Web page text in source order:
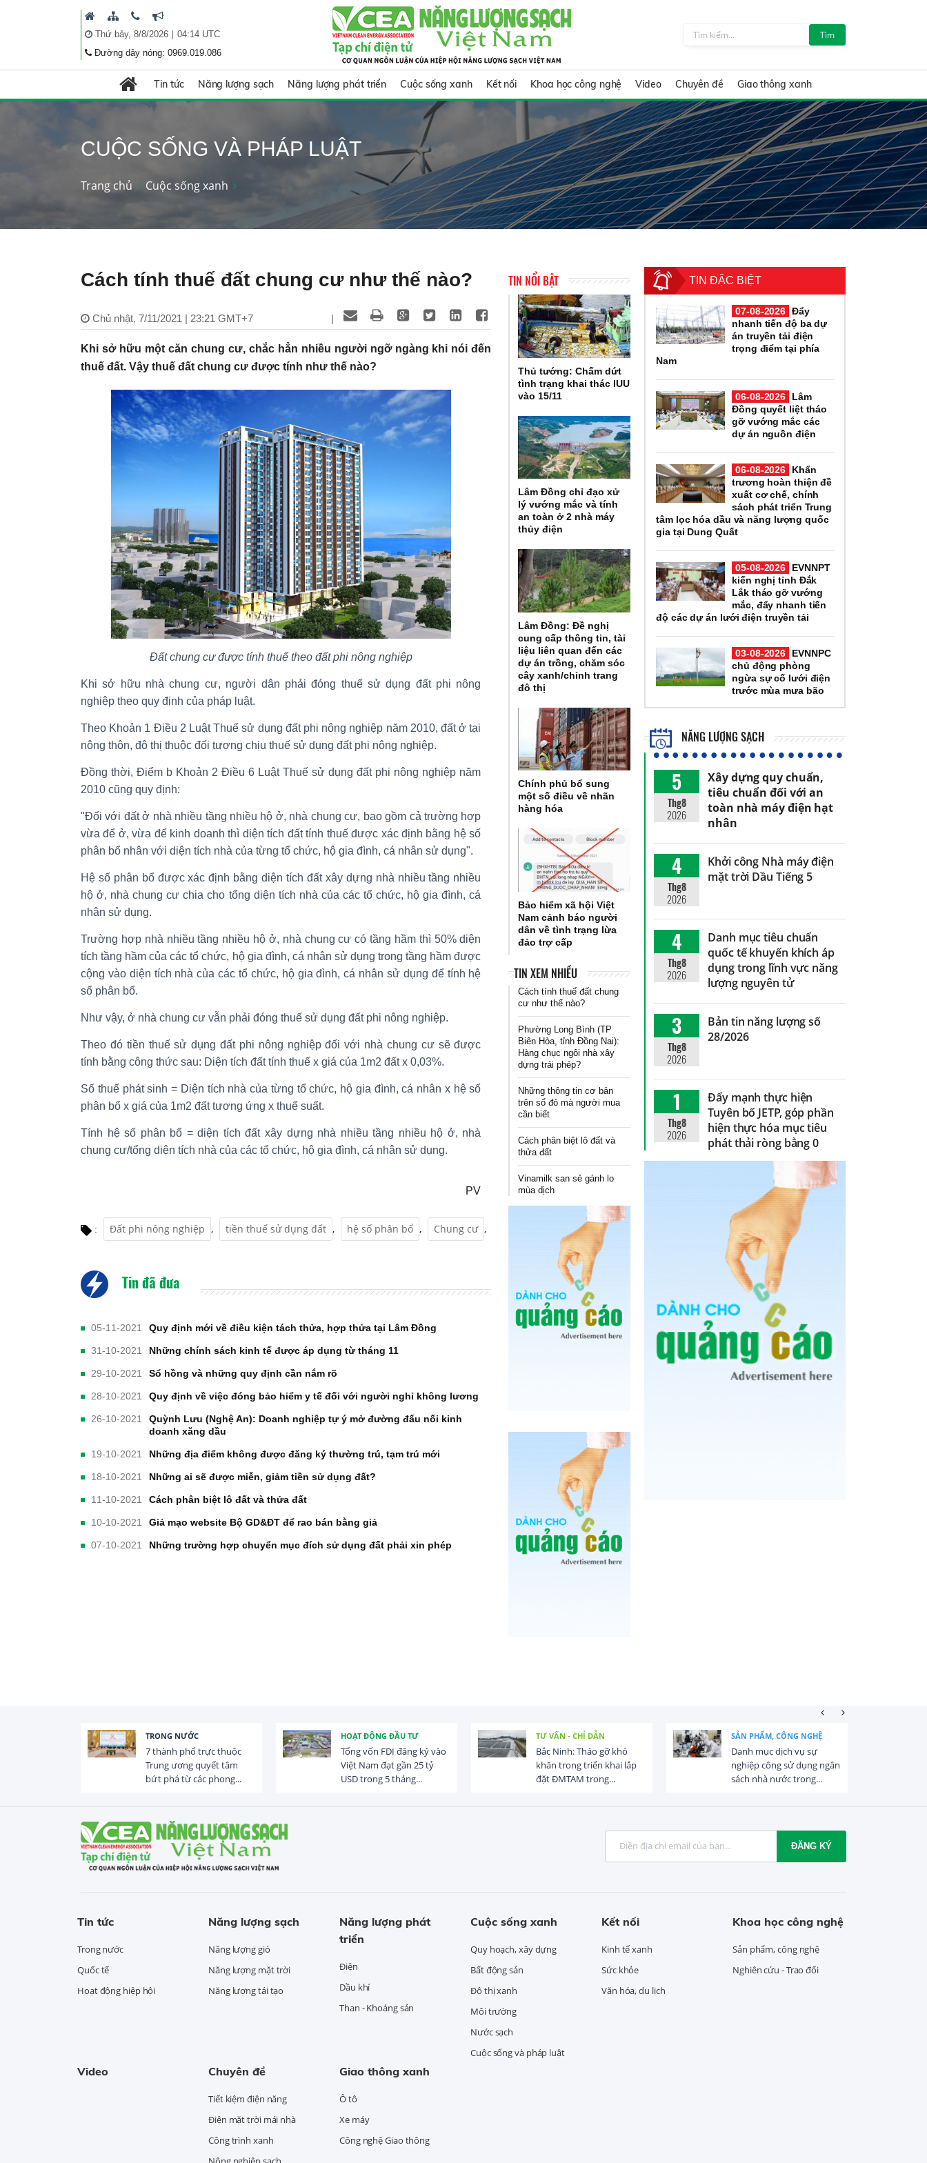
Thứ bảy, 8/8/2026| 04:14 UTC
Đường dây nóng: 0969.019.086
Tìm
Tin tức Năng lượng sạch Năng lượng phát triển Cuộc sống xanh Kết nối Khoa học công nghệ Video Chuyên đề Giao thông xanh
CUỘC SỐNG VÀ PHÁP LUẬT
Trang chủ Cuộc sống xanh
Cách tính thuế đất chung cư như thế nào?
Chủ nhật, 7/11/2021 | 23:21 GMT+7 |
Khi sở hữu một căn chung cư, chắc hẳn nhiều người ngỡ ngàng khi nói đến
thuế đất. Vậy thuế đất chung cư được tính như thế nào?
Đất chung cư được tính thuế theo đất phi nông nghiệp
Khi sở hữu nhà chung cư, người dân phải đóng thuế sử dụng đất phi nông
nghiệp theo quy định của pháp luật.
Theo Khoản 1 Điều 2 Luật Thuế sử dụng đất phi nông nghiệp năm 2010, đất ở tại
nông thôn, đô thị thuộc đối tượng chịu thuế sử dụng đất phi nông nghiệp.
Đồng thời, Điểm b Khoản 2 Điều 6 Luật Thuế sử dụng đất phi nông nghiệp năm
2010 cũng quy định:
"Đối với đất ở nhà nhiều tầng nhiều hộ ở, nhà chung cư, bao gồm cả trường hợp
vừa để ở, vừa để kinh doanh thì diện tích đất tính thuế được xác định bằng hệ số
phân bổ nhân với diện tích nhà của từng tổ chức, hộ gia đình, cá nhân sử dụng".
Hệ số phân bổ được xác định bằng diện tích đất xây dựng nhà nhiều tầng nhiều
hộ ở, nhà chung cư chia cho tổng diện tích nhà của các tổ chức, hộ gia đình, cá
nhân sử dụng.
Trường hợp nhà nhiều tầng nhiều hộ ở, nhà chung cư có tầng hầm thì 50% diện
tích tầng hầm của các tổ chức, hộ gia đình, cá nhân sử dụng trong tầng hầm được
cộng vào diện tích nhà của các tổ chức, hộ gia đình, cá nhân sử dụng để tính hệ
số phân bổ.
Như vậy, ở nhà chung cư vẫn phải đóng thuế sử dụng đất phi nông nghiệp.
Theo đó tiền thuế sử dụng đất phi nông nghiệp đối với nhà chung cư sẽ được
tính bằng công thức sau: Diện tích đất tính thuế x giá của 1m2 đất x 0,03%.
Số thuế phát sinh = Diện tích nhà của từng tổ chức, hộ gia đình, cá nhân x hệ số
phân bổ x giá của 1m2 đất tương ứng x thuế suất.
Tính hệ số phân bổ = diện tích đất xây dựng nhà nhiều tầng nhiều hộ ở, nhà
chung cư/tổng diện tích nhà của các tổ chức, hộ gia đình, cá nhân sử dụng.
PV
: Đất phi nông nghiệp , tiền thuế sử dụng đất , hệ số phân bổ , Chung cư ,
Tin đã đưa
05-11-2021 Quy định mới về điều kiện tách thửa, hợp thửa tại Lâm Đồng
31-10-2021 Những chính sách kinh tế được áp dụng từ tháng 11
29-10-2021 Sổ hồng và những quy định cần nắm rõ
28-10-2021 Quy định về việc đóng bảo hiểm y tế đối với người nghỉ không lương
26-10-2021
Quỳnh Lưu (Nghệ An): Doanh nghiệp tự ý mở đường đấu nối kinh
doanh xăng dầu
19-10-2021 Những địa điểm không được đăng ký thường trú, tạm trú mới
18-10-2021 Những ai sẽ được miễn, giảm tiền sử dụng đất?
11-10-2021 Cách phân biệt lô đất và thửa đất
10-10-2021 Giả mạo website Bộ GD&ĐT để rao bán bằng giả
07-10-2021 Những trường hợp chuyển mục đích sử dụng đất phải xin phép
TIN NỔI BẬT
Thủ tướng: Chấm dứt
tình trạng khai thác IUU
vào 15/11
Lâm Đồng chỉ đạo xử
lý vướng mắc và tính
an toàn ở 2 nhà máy
thủy điện
Lâm Đồng: Đề nghị
cung cấp thông tin, tài
liệu liên quan đến các
dự án trồng, chăm sóc
cây xanh/chỉnh trang
đô thị
Chính phủ bổ sung
một số điều về nhãn
hàng hóa
Bảo hiểm xã hội Việt
Nam cảnh báo người
dân về tình trạng lừa
đảo trợ cấp
TIN XEM NHIỀU
Cách tính thuế đất chung
cư như thế nào?
Phường Long Bình (TP
Biên Hòa, tỉnh Đồng Nai):
Hàng chục ngôi nhà xây
dựng trái phép?
Những thông tin cơ bản
trên sổ đỏ mà người mua
cần biết
Cách phân biệt lô đất và
thửa đất
Vinamilk san sẻ gánh lo
mùa dịch
TIN ĐẶC BIỆT
07-08-2026 Đẩy
nhanh tiến độ ba dự
án truyền tải điện
trọng điểm tại phía
Nam
06-08-2026
Lâm
Đồng quyết liệt tháo
gỡ vướng mắc các
dự án nguồn điện
06-08-2026
Khẩn
trương hoàn thiện đề
xuất cơ chế, chính
sách phát triển Trung
tâm lọc hóa dầu và năng lượng quốc
gia tại Dung Quất
05-08-2026
EVNNPT
kiến nghị tỉnh Đắk
Lắk tháo gỡ vướng
mắc, đẩy nhanh tiến
độ các dự án lưới điện truyền tải
03-08-2026
EVNNPC
chủ động phòng
ngừa sự cố lưới điện
trước mùa mưa bão
NĂNG LƯỢNG SẠCH
5
Thg8
2026
Xây dựng quy chuẩn,
tiêu chuẩn đối với an
toàn nhà máy điện hạt
nhân
4
Thg8
2026
Khởi công Nhà máy điện
mặt trời Dầu Tiếng 5
4
Thg8
2026
Danh mục tiêu chuẩn
quốc tế khuyến khích áp
dụng trong lĩnh vực năng
lượng nguyên tử
3
Thg8
2026
Bản tin năng lượng số
28/2026
1
Thg8
2026
Đẩy mạnh thực hiện
Tuyên bố JETP, góp phần
hiện thực hóa mục tiêu
phát thải ròng bằng 0
TRONG NƯỚC
7 thành phố trực thuộc
Trung ương quyết tâm
bứt phá từ các phong...
HOẠT ĐỘNG ĐẦU TƯ
Tổng vốn FDI đăng ký vào
Việt Nam đạt gần 25 tỷ
USD trong 5 tháng...
TƯ VẤN - CHỈ DẪN
Bắc Ninh: Tháo gỡ khó
khăn trong triển khai lắp
đặt ĐMTAM trong...
SẢN PHẨM, CÔNG NGHỆ
Danh mục dịch vụ sự
nghiệp công sử dụng ngân
sách nhà nước trong...
ĐĂNG KÝ
Tin tức
Trong nước
Quốc tế
Hoạt động hiệp hội
Năng lượng sạch
Năng lượng gió
Năng lượng mặt trời
Năng lượng tái tạo
Năng lượng phát
triển
Điện
Dầu khí
Than - Khoáng sản
Cuộc sống xanh
Quy hoạch, xây dựng
Bất động sản
Đô thị xanh
Môi trường
Nước sạch
Cuộc sống và pháp luật
Kết nối
Kinh tế xanh
Sức khỏe
Văn hóa, du lịch
Khoa học công nghệ
Sản phẩm, công nghệ
Nghiên cứu - Trao đổi
Video Chuyên đề
Tiết kiệm điện năng
Điện mặt trời mái nhà
Công trình xanh
Giao thông xanh
Ô tô
Xe máy
Công nghệ Giao thông